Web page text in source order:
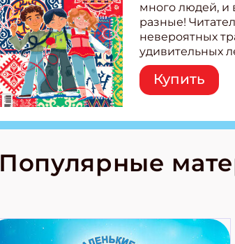
много людей, и
разные!
невероятных
удивительных
народов
Легенды татар,
бурятов
странные
космические
Купить
Популярные